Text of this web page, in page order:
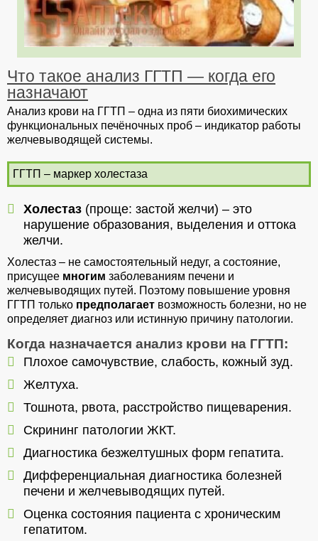
Что такое анализ ГГТП — когда его
назначают
Анализ крови на ГГТП – одна из пяти биохимических
функциональных печёночных проб – индикатор работы
желчевыводящей системы.
ГГТП – маркер холестаза
Холестаз (проще: застой желчи) – это
нарушение образования, выделения и оттока
желчи.
Холестаз – не самостоятельный недуг, а состояние,
присущее многим заболеваниям печени и
желчевыводящих путей. Поэтому повышение уровня
ГГТП только предполагает возможность болезни, но не
определяет диагноз или истинную причину патологии.
Когда назначается анализ крови на ГГТП:
Плохое самочувствие, слабость, кожный зуд.
Желтуха.
Тошнота, рвота, расстройство пищеварения.
Скрининг патологии ЖКТ.
Диагностика безжелтушных форм гепатита.
Дифференциальная диагностика болезней
печени и желчевыводящих путей.
Оценка состояния пациента с хроническим
гепатитом.